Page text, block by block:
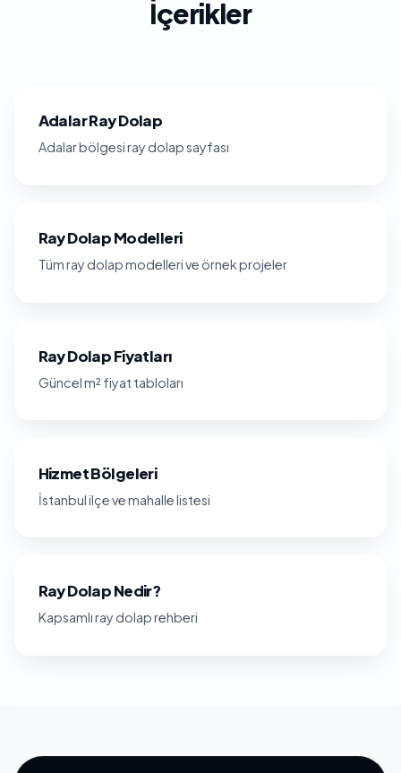
İçerikler
Adalar Ray Dolap
Adalar bölgesi ray dolap sayfası
Ray Dolap Modelleri
Tüm ray dolap modelleri ve örnek projeler
Ray Dolap Fiyatları
Güncel m² fiyat tabloları
Hizmet Bölgeleri
İstanbul ilçe ve mahalle listesi
Ray Dolap Nedir?
Kapsamlı ray dolap rehberi